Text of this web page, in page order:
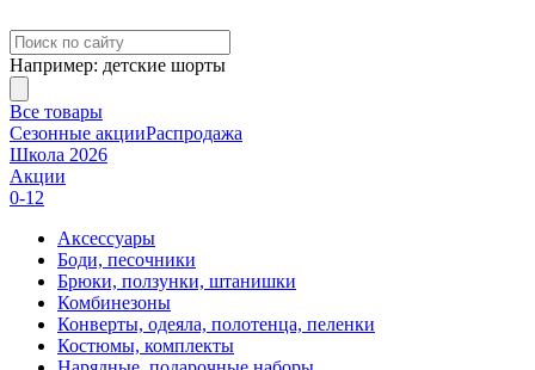
Например: детские шорты
Все товары
Сезонные акцииРаспродажа
Школа 2026
Акции
0-12
Аксессуары
Боди, песочники
Брюки, ползунки, штанишки
Комбинезоны
Конверты, одеяла, полотенца, пеленки
Костюмы, комплекты